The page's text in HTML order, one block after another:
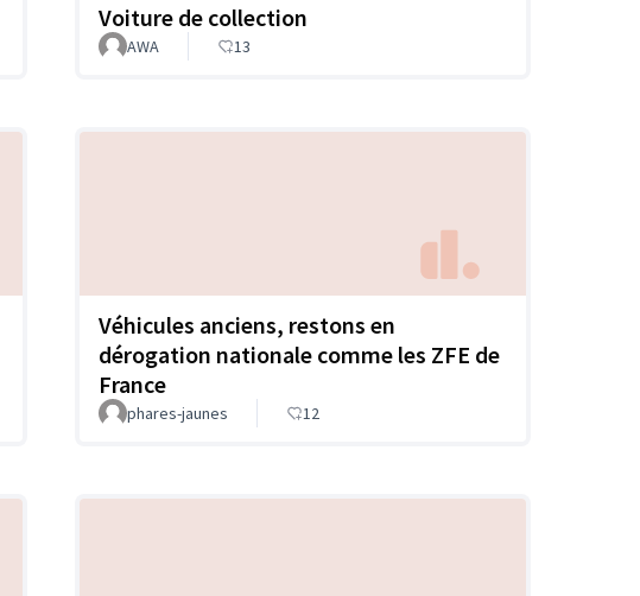
Voiture de collection
AWA 13
Véhicules anciens, restons en
dérogation nationale comme les ZFE de
France
phares-jaunes 12